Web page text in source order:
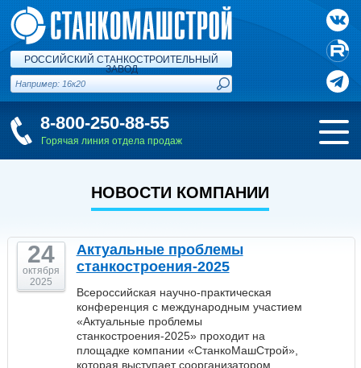
РОССИЙСКИЙ СТАНКОСТРОИТЕЛЬНЫЙ
ЗАВОД
8-800-250-88-55
Горячая линия отдела продаж
НОВОСТИ КОМПАНИИ
24
октября
2025
Актуальные проблемы
станкостроения-2025
Всероссийская научно-практическая
конференция с международным участием
«Актуальные проблемы
станкостроения-2025» проходит на
площадке компании «СтанкоМашСтрой»,
которая выступает соорганизатором